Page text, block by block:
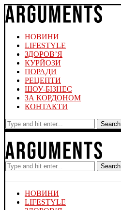
НОВИНИ
LIFESTYLE
ЗДОРОВ’Я
КУРЙОЗИ
ПОРАДИ
РЕЦЕПТИ
ШОУ-БІЗНЕС
ЗА КОРДОНОМ
КОНТАКТИ
Search
Search
НОВИНИ
LIFESTYLE